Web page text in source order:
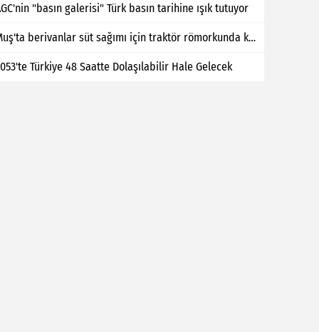
"basın galerisi" Türk basın tarihine ışık tutuyor
Muş'ta berivanlar süt sağımı için traktör römorkunda kilometrelerce yol kat ediyor
Türkiye 48 Saatte Dolaşılabilir Hale Gelecek